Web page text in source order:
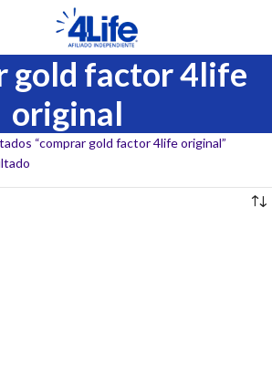
gold factor 4life
original
“comprar gold factor 4life original”